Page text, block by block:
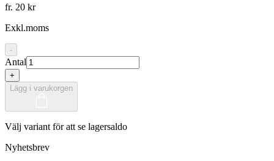
fr. 20 kr
Exkl.moms
-
Antal
+
Lägg i varukorgen
Välj variant för att se lagersaldo
Nyhetsbrev